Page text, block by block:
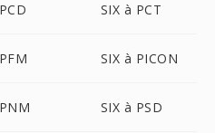
SIX à PCT
SIX à PICON
SIX à PSD